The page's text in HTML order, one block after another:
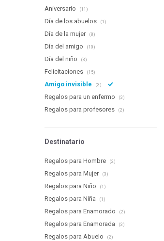
Aniversario (11)
Día de los abuelos (1)
Día de la mujer (8)
Día del amigo (10)
Día del niño (3)
Felicitaciones (15)
Amigo invisible (3)
Regalos para un enfermo (3)
Regalos para profesores (2)
Destinatario
Regalos para Hombre (2)
Regalos para Mujer (3)
Regalos para Niño (1)
Regalos para Niña (1)
Regalos para Enamorado (2)
Regalos para Enamorada (3)
Regalos para Abuelo (2)